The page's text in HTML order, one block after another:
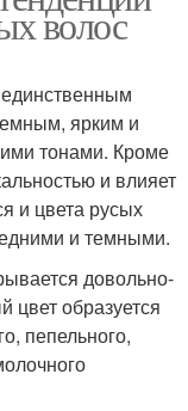
волос
единственным
ярким и
тонами. Кроме
и влияет
и цвета русых
и темными.
довольно-
цвет образуется
пепельного,